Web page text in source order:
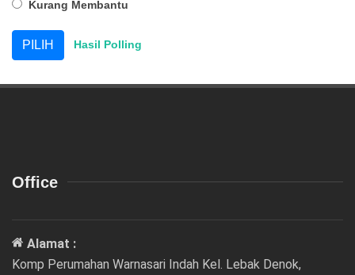
Kurang Membantu
Hasil Polling
Office
Alamat :
Komp Perumahan Warnasari Indah Kel. Lebak Denok,